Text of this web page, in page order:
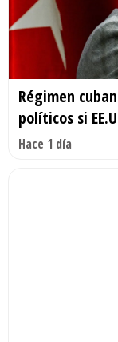
Régimen
políticos si
Hace 1 día